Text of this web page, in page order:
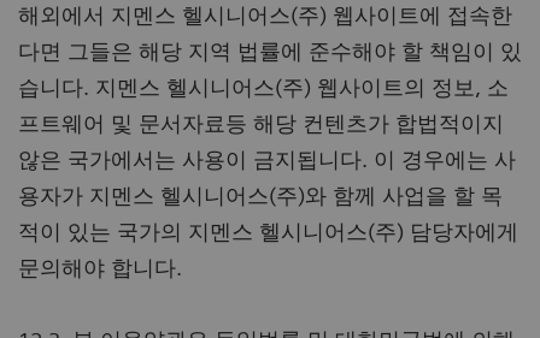
해외에서 지멘스 헬시니어스(주) 웹사이트에 접속한
다면 그들은 해당 지역 법률에 준수해야 할 책임이 있
습니다. 지멘스 헬시니어스(주) 웹사이트의 정보, 소
프트웨어 및 문서자료등 해당 컨텐츠가 합법적이지
않은 국가에서는 사용이 금지됩니다. 이 경우에는 사
용자가 지멘스 헬시니어스(주)와 함께 사업을 할 목
적이 있는 국가의 지멘스 헬시니어스(주) 담당자에게
문의해야 합니다.